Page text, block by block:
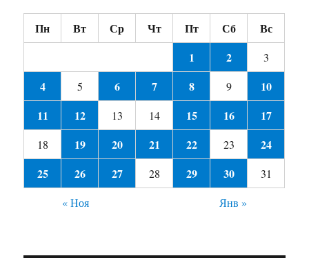
Пн Вт Ср Чт Пт Сб
Вс
1
2 3
4 5 6 7 8 9
10
11
12 13 14 15 16 17
18 19 20 21 22 23
24
25
26 27 28 29 30
31
« Ноя
Янв »